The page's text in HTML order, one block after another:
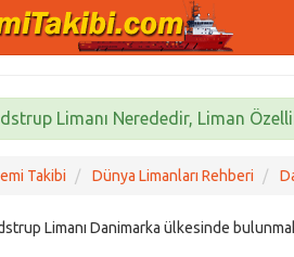
Limanı Nerededir, Liman
Takibi Dünya Limanları Rehberi
Limanı Danimarka ülkesinde